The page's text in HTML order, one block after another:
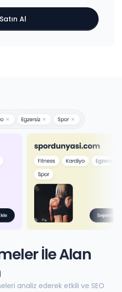
Satın Al
İle Alan
analiz ederek etkili ve SEO